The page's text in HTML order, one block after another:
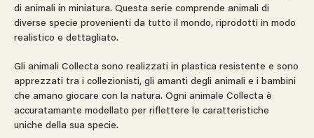
di animali in miniatura. Questa serie comprende animali di
diverse specie provenienti da tutto il mondo, riprodotti in modo
realistico e dettagliato.
Gli animali Collecta sono realizzati in plastica resistente e sono
apprezzati tra i collezionisti, gli amanti degli animali e i bambini
che amano giocare con la natura. Ogni animale Collecta è
accuratamante modellato per riflettere le caratteristiche
uniche della sua specie.